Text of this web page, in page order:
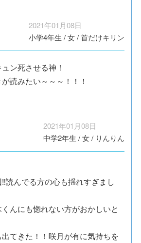
2021年01月08日
小学4年生 /女/首だけキリン
ン死させる神！
読みたい～～～！！！
2021年01月08日
中学2年生 /女/ りんりん
読んでる方の心も揺れすぎまし
んにも惚れない方がおかしいと
てきた！！咲月が有に気持ちを